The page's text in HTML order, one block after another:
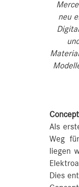
neu
Als
Weg
liegen
Dies